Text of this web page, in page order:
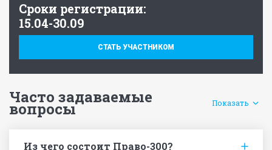
Cроки регистрации:
15.04-30.09
СТАТЬ УЧАСТНИКОМ
Часто задаваемые
вопросы Показать
Из чего состоит Право-300?